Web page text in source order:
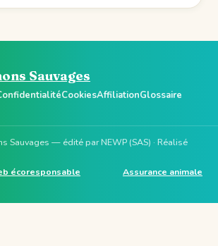
Sauvages
CookiesAffiliationGlossaire
Sauvages — édité par NEWP (SAS) · Réalisé
écoresponsable
Assurance animale